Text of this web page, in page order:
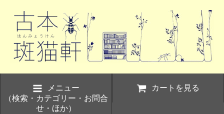
メニュー
（検索・カテゴリー・お問合
せ・ほか）
カートを見る